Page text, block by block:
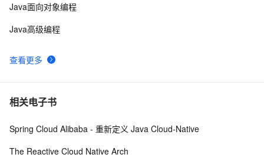
查看更多
Java面向对象编程
Java高级编程
相关电子书
Spring Cloud Alibaba - 重新定义 Java Cloud-Native
The Reactive Cloud Native Arch